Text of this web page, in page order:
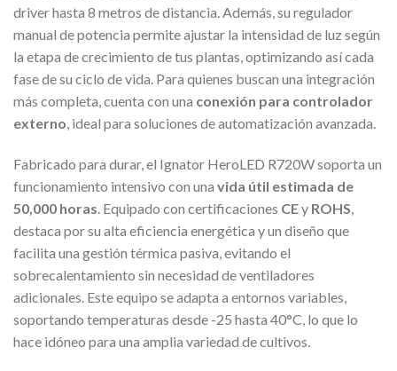
driver hasta 8 metros de distancia. Además, su regulador
manual de potencia permite ajustar la intensidad de luz según
la etapa de crecimiento de tus plantas, optimizando así cada
fase de su ciclo de vida. Para quienes buscan una integración
más completa, cuenta con una conexión para controlador
externo, ideal para soluciones de automatización avanzada.
Fabricado para durar, el Ignator HeroLED R720W soporta un
funcionamiento intensivo con una vida útil estimada de
50,000 horas. Equipado con certificaciones CEy ROHS,
destaca por su alta eficiencia energética y un diseño que
facilita una gestión térmica pasiva, evitando el
sobrecalentamiento sin necesidad de ventiladores
adicionales. Este equipo se adapta a entornos variables,
soportando temperaturas desde -25 hasta 40°C, lo que lo
hace idóneo para una amplia variedad de cultivos.